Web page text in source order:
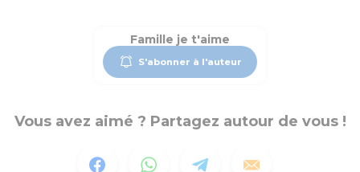
Famille je t'aime
S'abonner à l'auteur
Vous avez aimé ? Partagez autour de vous !